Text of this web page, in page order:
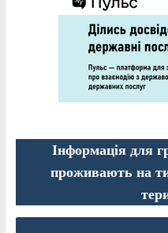
Інформація для
проживають на